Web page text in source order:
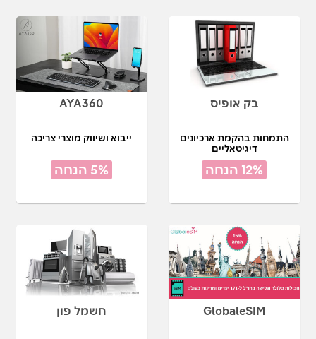
בק אופיס
התמחות בהקמת ארכיונים
דיגיטאליים
12% הנחה
AYA360
ייבוא ושיווק מוצרי צריכה
5% הנחה
GlobaleSIM חשמל פון